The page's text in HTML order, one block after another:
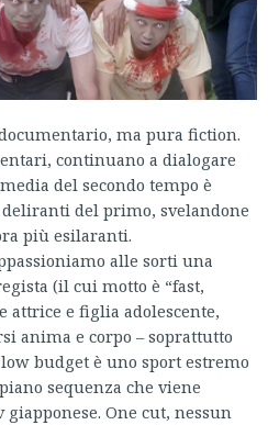
ma pura fiction.
continuano a dialogare
del secondo tempo è
del primo, svelandone
più esilaranti.
alle sorti una
(il cui motto è “fast,
attrice e figlia adolescente,
anima e corpo – soprattutto
budget è uno sport estremo
sequenza che viene
One cut, nessun